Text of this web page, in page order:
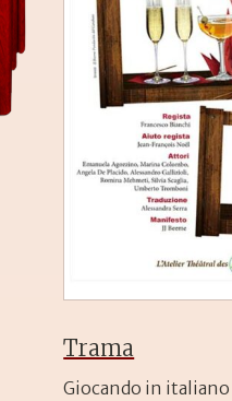
Trama
Giocando in